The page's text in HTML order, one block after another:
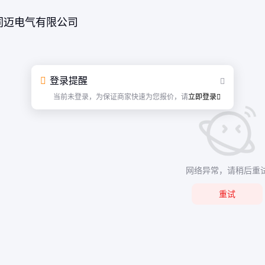
迈电气有限公司
登录提醒
当前未登录，为保证商家快速为您报价，请立即登录
网络异常，请稍后重
重试